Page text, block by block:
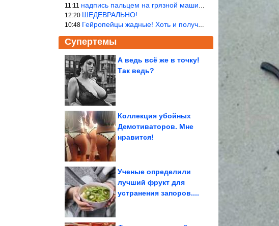
11:11 надпись пальцем на грязной машине «Помой меня»!
12:20 ШЕДЕВРАЛЬНО!
10:48 Гейропейцы жадные! Хоть и получают в десять раз больше жителей б
Супертемы
А ведь всё же в точку!
Так ведь?
Одиночество и спорт.
Коллекция убойных
Демотиваторов. Мне
нравится!
Пейзажи Кировской
Ученые определили
лучший фрукт для
устранения запоров....